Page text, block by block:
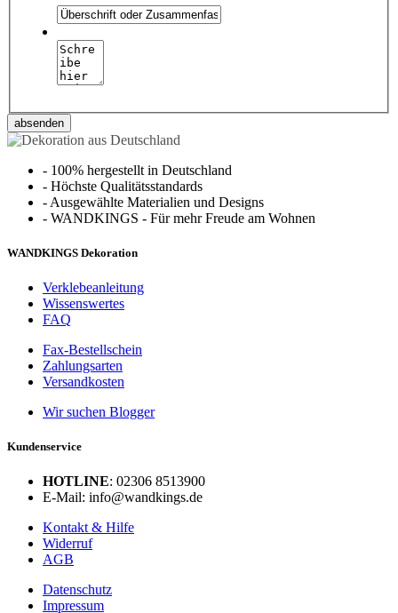
absenden
- 100% hergestellt in Deutschland
- Höchste Qualitätsstandards
- Ausgewählte Materialien und Designs
- WANDKINGS - Für mehr Freude am Wohnen
WANDKINGS Dekoration
Verklebeanleitung
Wissenswertes
FAQ
Fax-Bestellschein
Zahlungsarten
Versandkosten
Wir suchen Blogger
Kundenservice
HOTLINE: 02306 8513900
E-Mail: info@wandkings.de
Kontakt & Hilfe
Widerruf
AGB
Datenschutz
Impressum